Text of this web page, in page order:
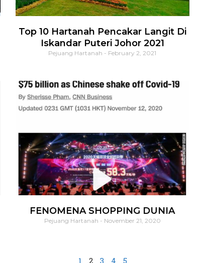
Top 10 Hartanah Pencakar Langit Di
Iskandar Puteri Johor 2021
Pejuang Hartanah February 2, 2021
FENOMENA SHOPPING DUNIA
Pejuang Hartanah November 21, 2020
1 2 3 4 5